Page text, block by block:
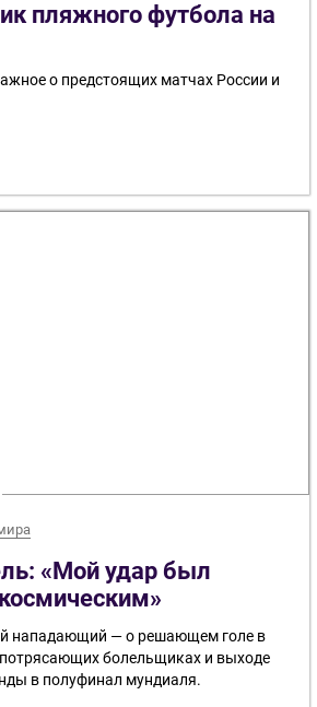
пляжного футбола на
о предстоящих матчах России и
«Мой удар был
нападающий — о решающем голе в
болельщиках и выходе
в полуфинал мундиаля.